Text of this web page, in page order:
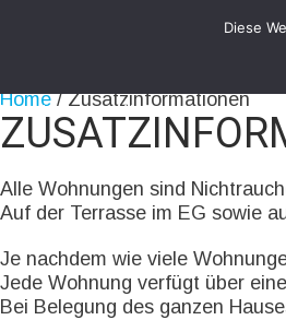
Besonders geeignet für Gruppen.
Home/Zusatzinformationen
Alle Wohnungen sind
Auf der Terrasse im EG sowie
Je nachdem wie viele
Jede Wohnung verfügt über
Bei Belegung des ganzen
Diese